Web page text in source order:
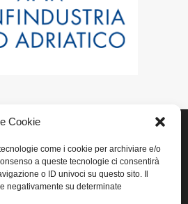
Cookie
come i cookie per archiviare e/o
a queste tecnologie ci consentirà
o ID univoci su questo sito. Il
negativamente su determinate